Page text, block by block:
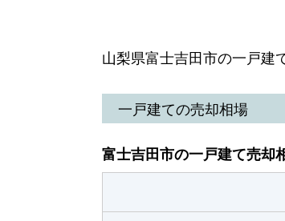
山梨県富士吉田市の一戸建
一戸建ての売却相場
富士吉田市の一戸建て売却